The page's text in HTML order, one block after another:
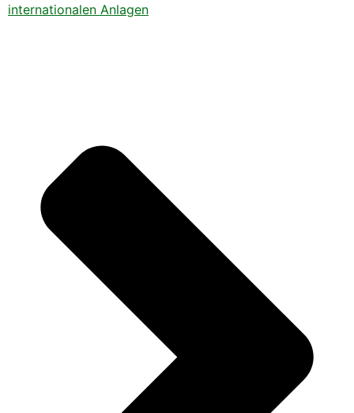
internationalen Anlagen